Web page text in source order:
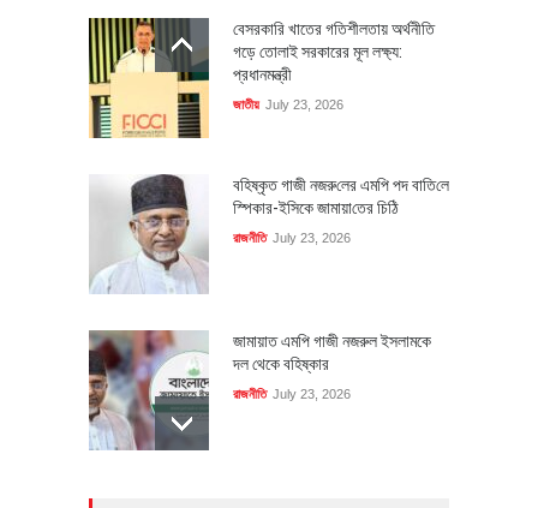
বেসরকারি খাতের গতিশীলতায় অর্থনীতি
গড়ে তোলাই সরকারের মূল লক্ষ্য:
প্রধানমন্ত্রী
জাতীয় July 23, 2026
বহিষ্কৃত গাজী নজরু‌লের এম‌পি পদ বা‌তি‌লে
স্পিকার-ইসিকে জামায়া‌তের চি‌ঠি
রাজনীতি July 23, 2026
জামায়াত এমপি গাজী নজরুল ইসলামকে
দল থেকে বহিষ্কার
রাজনীতি July 23, 2026